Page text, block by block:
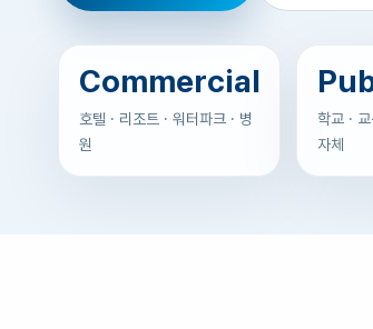
Commercial
호텔 · 리조트 · 워터파크 · 병
원
학교 ·
자체